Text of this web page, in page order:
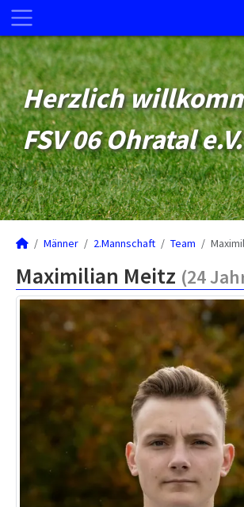
Herzlich
FSV 06 Ohratal e.V.
Männer 2.Mannschaft Team
Maximilian Meitz (24